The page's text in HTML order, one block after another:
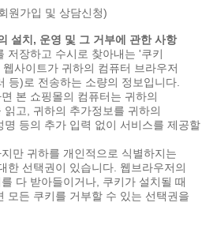
원가입 및 상담신청)
설치, 운영 및 그 거부에 관한 사항
저장하고 수시로 찾아내는 '쿠키
사이트가 귀하의 컴퓨터 브라우저
등)로 전송하는 소량의 정보입니다.
본 쇼핑몰의 컴퓨터는 귀하의
고, 귀하의 추가정보를 귀하의
등의 추가 입력 없이 서비스를 제공할
만 귀하를 개인적으로 식별하지는
한 선택권이 있습니다. 웹브라우저의
다 받아들이거나, 쿠키가 설치될 때
모든 쿠키를 거부할 수 있는 선택권을